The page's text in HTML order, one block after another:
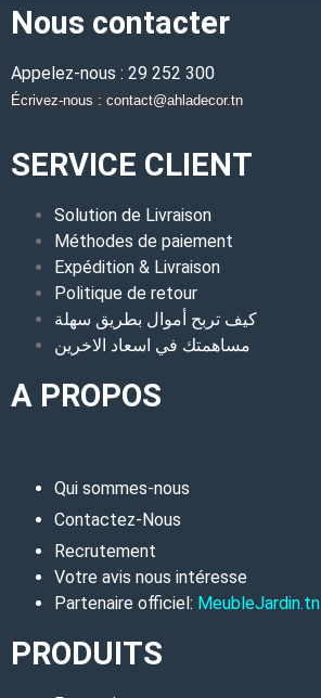
Nous contacter
Appelez-nous : 29 252 300
Écrivez-nous : contact@ahladecor.tn
SERVICE CLIENT
Solution de Livraison
Méthodes de paiement
Expédition & Livraison
Politique de retour
كيف تربح أموال بطريق سهلة
مساهمتك في اسعاد الاخرين
A PROPOS
Qui sommes-nous
Contactez-Nous
Recrutement
Votre avis nous intéresse
Partenaire officiel: MeubleJardin.tn
PRODUITS